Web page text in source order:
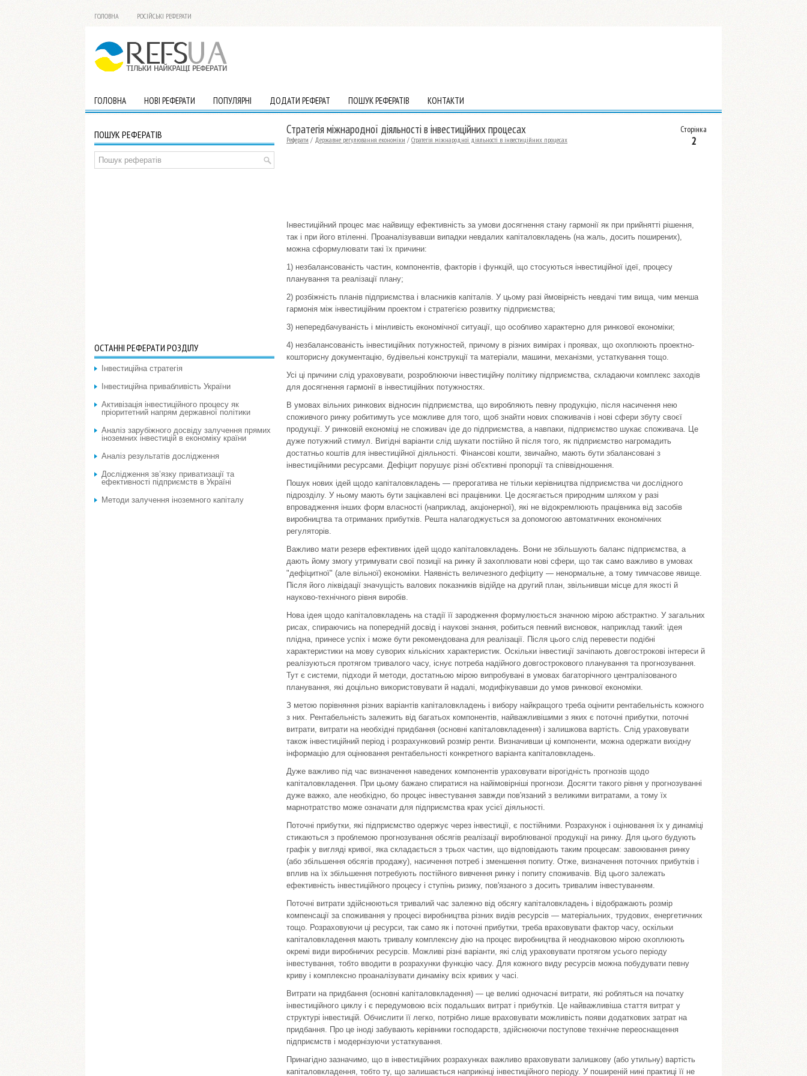
ГОЛОВНА РОСІЙСЬКІ РЕФЕРАТИ
ГОЛОВНА НОВІ РЕФЕРАТИ ПОПУЛЯРНІ ДОДАТИ РЕФЕРАТ ПОШУК РЕФЕРАТІВ КОНТАКТИ
Сторінка
2
Стратегія міжнародної діяльності в інвестиційних процесах
Реферати / Державне регулювання економіки / Стратегія міжнародної діяльності в інвестиційних процесах
Інвестиційний процес має найвищу ефективність за умови досягнення стану гармонії як при прийнятті рішення,
так і при його втіленні. Проаналізувавши випадки невдалих капіталовкладень (на жаль, досить поширених),
можна сформулювати такі їх причини:
1) незбалансованість частин, компонентів, факторів і функцій, що стосуються інвестиційної ідеї, процесу
планування та реалізації плану;
2) розбіжність планів підприємства і власників капіталів. У цьому разі ймовірність невдачі тим вища, чим менша
гармонія між інвестиційним проектом і стратегією розвитку підприємства;
3) непередбачуваність і мінливість економічної ситуації, що особливо характерно для ринкової економіки;
4) незбалансованість інвестиційних потужностей, причому в різних вимірах і проявах, що охоплюють проектно-
кошторисну документацію, будівельні конструкції та матеріали, машини, механізми, устаткування тощо.
Усі ці причини слід ураховувати, розроблюючи інвестиційну політику підприємства, складаючи комплекс заходів
для досягнення гармонії в інвестиційних потужностях.
В умовах вільних ринкових відносин підприємства, що виробляють певну продукцію, після насичення нею
споживчого ринку робитимуть усе можливе для того, щоб знайти нових споживачів і нові сфери збуту своєї
продукції. У ринковій економіці не споживач іде до підприємства, а навпаки, підприємство шукає споживача. Це
дуже потужний стимул. Вигідні варіанти слід шукати постійно й після того, як підприємство нагромадить
достатньо коштів для інвестиційної діяльності. Фінансові кошти, звичайно, мають бути збалансовані з
інвестиційними ресурсами. Дефіцит порушує різні об'єктивні пропорції та співвідношення.
Пошук нових ідей щодо капіталовкладень — прерогатива не тільки керівництва підприємства чи дослідного
підрозділу. У ньому мають бути зацікавлені всі працівники. Це досягається природним шляхом у разі
впровадження інших форм власності (наприклад, акціонерної), які не відокремлюють працівника від засобів
виробництва та отриманих прибутків. Решта налагоджується за допомогою автоматичних економічних
регуляторів.
Важливо мати резерв ефективних ідей щодо капіталовкладень. Вони не збільшують баланс підприємства, а
дають йому змогу утримувати свої позиції на ринку й захоплювати нові сфери, що так само важливо в умовах
"дефіцитної" (але вільної) економіки. Наявність величезного дефіциту — ненормальне, а тому тимчасове явище.
Після його ліквідації значущість валових показників відійде на другий план, звільнивши місце для якості й
науково-технічного рівня виробів.
Нова ідея щодо капіталовкладень на стадії її зародження формулюється значною мірою абстрактно. У загальних
рисах, спираючись на попередній досвід і наукові знання, робиться певний висновок, наприклад такий: ідея
плідна, принесе успіх і може бути рекомендована для реалізації. Після цього слід перевести подібні
характеристики на мову суворих кількісних характеристик. Оскільки інвестиції зачіпають довгострокові інтереси й
реалізуються протягом тривалого часу, існує потреба надійного довгострокового планування та прогнозування.
Тут є системи, підходи й методи, достатньою мірою випробувані в умовах багаторічного централізованого
планування, які доцільно використовувати й надалі, модифікувавши до умов ринкової економіки.
З метою порівняння різних варіантів капіталовкладень і вибору найкращого треба оцінити рентабельність кожного
з них. Рентабельність залежить від багатьох компонентів, найважливішими з яких є поточні прибутки, поточні
витрати, витрати на необхідні придбання (основні капіталовкладення) і залишкова вартість. Слід ураховувати
також інвестиційний період і розрахунковий розмір ренти. Визначивши ці компоненти, можна одержати вихідну
інформацію для оцінювання рентабельності конкретного варіанта капіталовкладень.
Дуже важливо під час визначення наведених компонентів ураховувати вірогідність прогнозів щодо
капіталовкладення. При цьому бажано спиратися на найімовірніші прогнози. Досягти такого рівня у прогнозуванні
дуже важко, але необхідно, бо процес інвестування завжди пов'язаний з великими витратами, а тому їх
марнотратство може означати для підприємства крах усієї діяльності.
Поточні прибутки, які підприємство одержує через інвестиції, є постійними. Розрахунок і оцінювання їх у динаміці
стикаються з проблемою прогнозування обсягів реалізації вироблюваної продукції на ринку. Для цього будують
графік у вигляді кривої, яка складається з трьох частин, що відповідають таким процесам: завоювання ринку
(або збільшення обсягів продажу), насичення потреб і зменшення попиту. Отже, визначення поточних прибутків і
вплив на їх збільшення потребують постійного вивчення ринку і попиту споживачів. Від цього залежать
ефективність інвестиційного процесу і ступінь ризику, пов'язаного з досить тривалим інвестуванням.
Поточні витрати здійснюються тривалий час залежно від обсягу капіталовкладень і відображають розмір
компенсації за споживання у процесі виробництва різних видів ресурсів — матеріальних, трудових, енергетичних
тощо. Розраховуючи ці ресурси, так само як і поточні прибутки, треба враховувати фактор часу, оскільки
капіталовкладення мають тривалу комплексну дію на процес виробництва й неоднаковою мірою охоплюють
окремі види виробничих ресурсів. Можливі різні варіанти, які слід ураховувати протягом усього періоду
інвестування, тобто вводити в розрахунки функцію часу. Для кожного виду ресурсів можна побудувати певну
криву і комплексно проаналізувати динаміку всіх кривих у часі.
Витрати на придбання (основні капіталовкладення) — це великі одночасні витрати, які робляться на початку
інвестиційного циклу і є передумовою всіх подальших витрат і прибутків. Це найважливіша стаття витрат у
структурі інвестицій. Обчислити її легко, потрібно лише враховувати можливість появи додаткових затрат на
придбання. Про це іноді забувають керівники господарств, здійснюючи поступове технічне переоснащення
підприємств і модернізуючи устаткування.
Принагідно зазначимо, що в інвестиційних розрахунках важливо враховувати залишкову (або утильну) вартість
капіталовкладення, тобто ту, що залишається наприкінці інвестиційного періоду. У поширеній нині практиці її не
ПОШУК РЕФЕРАТІВ
ОСТАННІ РЕФЕРАТИ РОЗДІЛУ
Інвестиційна стратегія
Інвестиційна привабливість України
Активізація інвестиційного процесу як
пріоритетний напрям державної політики
Аналіз зарубіжного досвіду залучення прямих
іноземних інвестицій в економіку країни
Аналіз результатів дослідження
Дослідження зв’язку приватизації та
ефективності підприємств в Україні
Методи залучення іноземного капіталу